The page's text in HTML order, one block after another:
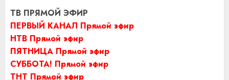
ТВ ПРЯМОЙ ЭФИР
ПЕРВЫЙ КАНАЛ Прямой эфир
НТВ Прямой эфир
ПЯТНИЦА Прямой эфир
СУББОТА! Прямой эфир
ТНТ Прямой эфир